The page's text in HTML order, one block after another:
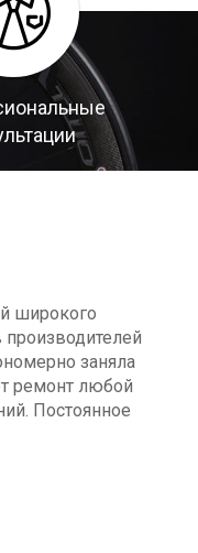
широкого
производителей
заняла
ремонт любой
Постоянное